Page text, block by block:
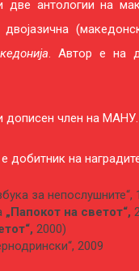
две антологии на
. Автор е на
член на МАНУ.
добитник на
за непослушните“,
„Папокот на светот“,
2000)
2009